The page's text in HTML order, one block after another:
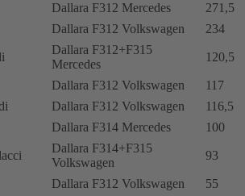
Dallara F312 Mercedes
271,5
Dallara F312 Volkswagen 234
Dallara F312+F315
Mercedes
120,5
Dallara F312 Volkswagen
117
Dallara F312 Volkswagen
116,5
Dallara F314 Mercedes 100
Dallara F314+F315
Volkswagen
93
Dallara F312 Volkswagen 55